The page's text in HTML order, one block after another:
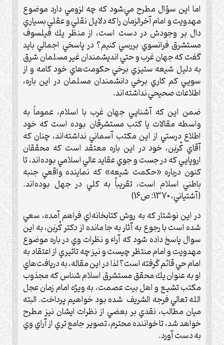
اما اين سؤال مطرح مي‌شود كه چه لزومي دارد موضوع
مهدويت و امام آخرالزمان را كه دلايل نقلي و عقلي بسياري
دال بر وجودش در دست است، از منظر يك فيلسوف
مستشرق فرانسوي بررسي كنيم؟ در پاسخي اجمالي بايد
گفت كه جهان غرب و حتي انديشمندان غير مسلمان شرق
به دليل شيعه ستيزي برخي حكومت‌هاي خود كامه و از
سويي كم كاري برخي دانشمندان مسلمان در اين باره،
اطلاعات صحيحي نداشته‌اند.
ضمن اين كه آشنايي جهان غرب با اسلام، عموماً به
واسطه مقالات يا كتب مستشرقان بوده است كه خود
اطلاع درستي از اين مكتب آسماني نداشته‌اند، چنان كه
آقاي كُربَن، خود در اين باره معتقد است كه محققان
اروپايي كه در جست و جوي عقايد عالي اسلامي بوده‌اند، تا
كنون درباره «حكمت شيعه» كه نماينده واقعي جنبه
باطني اسلام است، تقريباًَ به كلي در جهل بوده‌اند.
(آشتياني، 1370: ص16)
در اين نوشتار كه به روش كتابخانه‌اي فراهم آمده، سعي
شده است با رجوع به آثار به جا مانده از دكتر كُربَن، به اين
سوال پاسخ داده شود كه آراء و نظرات وي در باره موضوع
مهدويت و امام منتظر چيست و نيز چه تاثيري از اعتقاد به
امام حي قائم گرفته است؟ لذا در اين مقاله، به دريافت‌هاي
او به عنوان يك محقق مستشرق اسلام شناس كه مجذوب
مكتب تشيع و اهل بيت عصمت، به ويژه امام زمان عجل
الله تعالي فرجه الشريف شده بود خواهيم پرداخت. البته
ميان مطالب، نقدي بر بعضي از نظرات ايشان نيز مطرح
خواهد شد، تا خواننده محترم، تصوير جامع تري از آراي وي
به دست آورد.